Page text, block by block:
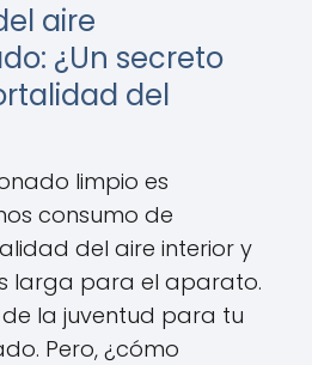
aire
¿Un secreto
del
limpio es
consumo de
del aire interior y
larga para el aparato.
de la juventud para tu
Pero, ¿cómo